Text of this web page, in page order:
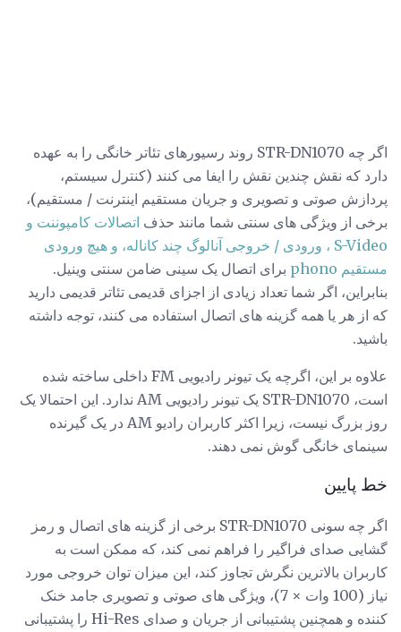
اگر چه STR-DN1070 روند رسیورهای تئاتر خانگی را به عهده
دارد که نقش چندین نقش را ایفا می کنند (کنترل سیستم،
پردازش صوتی و تصویری و جریان مستقیم اینترنت / مستقیم)،
برخی از ویژگی های سنتی شما مانند حذف اتصالات کامپوننت و
S-Video ، ورودی / خروجی آنالوگ چند کاناله، و هیچ ورودی
مستقیم phono
برای اتصال یک سینی ضامن سنتی وینیل.
بنابراین، اگر شما تعداد زیادی از اجزای قدیمی تئاتر قدیمی دارید
که از هر یا همه گزینه های اتصال استفاده می کنند، توجه داشته
باشید.
علاوه بر این، اگرچه یک تیونر رادیویی FM داخلی ساخته شده
است، STR-DN1070 یک تیونر رادیویی AM ندارد. این احتمالا یک
روز بزرگ نیست، زیرا اکثر کاربران رادیو AM در یک گیرنده
سینمای خانگی گوش نمی دهند.
خط پایین
اگر چه سونی STR-DN1070 برخی از گزینه های اتصال و رمز
گشایی صدای فراگیر را فراهم نمی کند، که ممکن است به
کاربران بالاترین نگرش تجاوز کند، این میزان توان خروجی مورد
نیاز (100 وات × 7)، ویژگی های صوتی و تصویری جامد خنک
کننده و همچنین پشتیبانی از جریان و صدای Hi-Res را پشتیبانی